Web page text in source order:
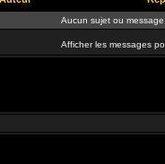
Aucun sujet ou
Afficher les messages